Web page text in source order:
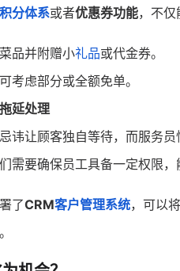
积分体系或者优惠券功能，不仅
品并附赠小礼品或代金券。
考虑部分或全额免单。
延处理
讳让顾客独自等待，而服务
需要确保员工具备一定权限，
了CRM客户管理系统，可以